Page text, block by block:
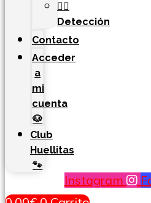
🐕‍🦺
Detección
Contacto
Acceder
a
mi
cuenta
🐶
Club
Huellitas
🐾
Instagram